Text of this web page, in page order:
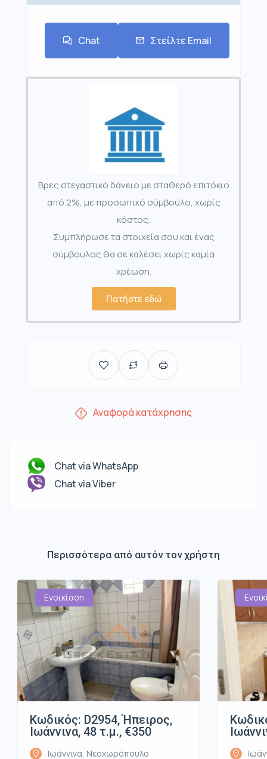
Chat Στείλτε Email
Βρες στεγαστικό δάνειο με σταθερό επιτόκιο
από 2%, με προσωπικό σύμβουλο, χωρίς
κόστος.
Συμπλήρωσε τα στοιχεία σου και ένας
σύμβουλος θα σε καλέσει χωρίς καμία
χρέωση.
Πατήστε εδώ
Αναφορά κατάχρησης
Chat via WhatsApp
Chat via Viber
Περισσότερα από αυτόν τον χρήστη
Ενοικίαση
Κωδικός: D2954, Ήπειρος,
Ιωάννινα, 48 τ.μ., €350
Ιωάννινα, Νεοχωρόπουλο